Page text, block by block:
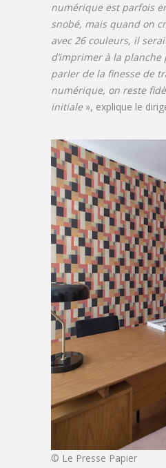
numérique est parfois
snobé, mais quand on
avec 26 couleurs, il
d’imprimer à la planche
parler de la finesse de
numérique, on reste
initiale», explique le
© Le Presse Papier